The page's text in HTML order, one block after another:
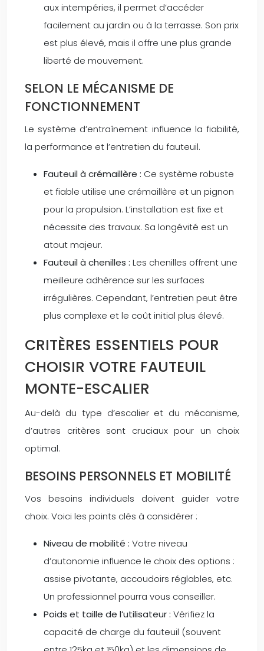
aux intempéries, il permet d’accéder
facilement au jardin ou à la terrasse. Son prix
est plus élevé, mais il offre une plus grande
liberté de mouvement.
SELON LE MÉCANISME DE
FONCTIONNEMENT
Le système d’entraînement influence la fiabilité,
la performance et l’entretien du fauteuil.
Fauteuil à crémaillère : Ce système robuste
et fiable utilise une crémaillère et un pignon
pour la propulsion. L’installation est fixe et
nécessite des travaux. Sa longévité est un
atout majeur.
Fauteuil à chenilles : Les chenilles offrent une
meilleure adhérence sur les surfaces
irrégulières. Cependant, l’entretien peut être
plus complexe et le coût initial plus élevé.
CRITÈRES ESSENTIELS POUR
CHOISIR VOTRE FAUTEUIL
MONTE-ESCALIER
Au-delà du type d’escalier et du mécanisme,
d’autres critères sont cruciaux pour un choix
optimal.
BESOINS PERSONNELS ET MOBILITÉ
Vos besoins individuels doivent guider votre
choix. Voici les points clés à considérer :
Niveau de mobilité : Votre niveau
d’autonomie influence le choix des options :
assise pivotante, accoudoirs réglables, etc.
Un professionnel pourra vous conseiller.
Poids et taille de l’utilisateur : Vérifiez la
capacité de charge du fauteuil (souvent